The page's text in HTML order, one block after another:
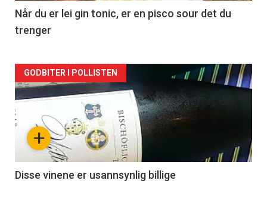
2
Når du er lei gin tonic, er en pisco sour det du
trenger
Forsiden
akkurat
nå
3
+
GODBITER I POLLISTEN
Disse vinene er usannsynlig billige